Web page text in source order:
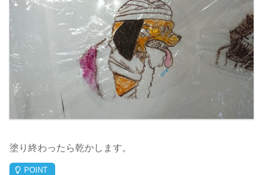
塗り終わったら乾かします。